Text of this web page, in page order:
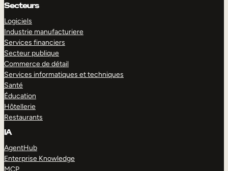
Secteurs
Logiciels
Industrie manufacturiere
Services financiers
Secteur publique
Commerce de détail
Services informatiques et techniques
Santé
Éducation
Hôtellerie
Restaurants
IA
AgentHub
Enterprise Knowledge
MCP